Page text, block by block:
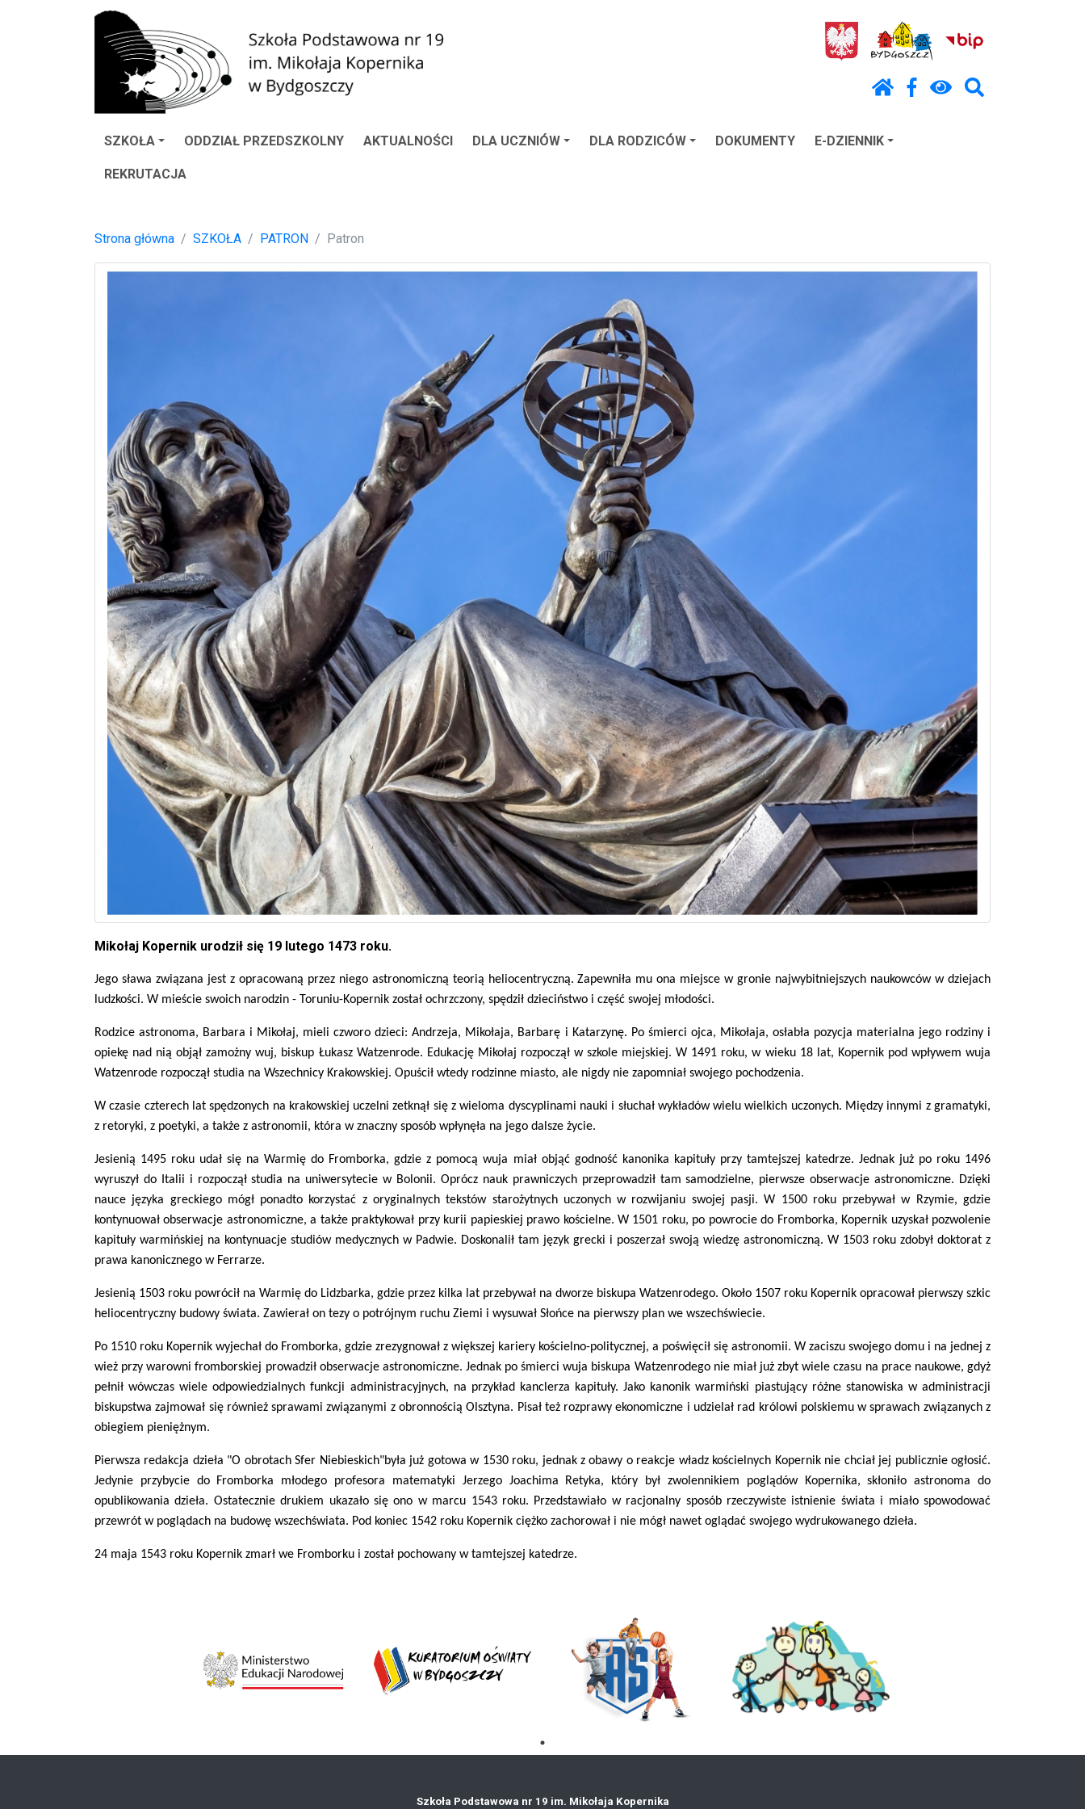
SZKOŁA ODDZIAŁ PRZEDSZKOLNY AKTUALNOŚCI DLA UCZNIÓW DLA RODZICÓW DOKUMENTY E-DZIENNIK
REKRUTACJA
Strona główna SZKOŁA PATRON Patron
Mikołaj Kopernik urodził się 19 lutego 1473 roku.
Jego sława związana jest z opracowaną przez niego astronomiczną teorią heliocentryczną. Zapewniła mu ona miejsce w gronie najwybitniejszych naukowców w dziejach
ludzkości. W mieście swoich narodzin - Toruniu-Kopernik został ochrzczony, spędził dzieciństwo i część swojej młodości.
Rodzice astronoma, Barbara i Mikołaj, mieli czworo dzieci: Andrzeja, Mikołaja, Barbarę i Katarzynę. Po śmierci ojca, Mikołaja, osłabła pozycja materialna jego rodziny i
opiekę nad nią objął zamożny wuj, biskup Łukasz Watzenrode. Edukację Mikołaj rozpoczął w szkole miejskiej. W 1491 roku, w wieku 18 lat, Kopernik pod wpływem wuja
Watzenrode rozpoczął studia na Wszechnicy Krakowskiej. Opuścił wtedy rodzinne miasto, ale nigdy nie zapomniał swojego pochodzenia.
W czasie czterech lat spędzonych na krakowskiej uczelni zetknął się z wieloma dyscyplinami nauki i słuchał wykładów wielu wielkich uczonych. Między innymi z gramatyki,
z retoryki, z poetyki, a także z astronomii, która w znaczny sposób wpłynęła na jego dalsze życie.
Jesienią 1495 roku udał się na Warmię do Fromborka, gdzie z pomocą wuja miał objąć godność kanonika kapituły przy tamtejszej katedrze. Jednak już po roku 1496
wyruszył do Italii i rozpoczął studia na uniwersytecie w Bolonii. Oprócz nauk prawniczych przeprowadził tam samodzielne, pierwsze obserwacje astronomiczne. Dzięki
nauce języka greckiego mógł ponadto korzystać z oryginalnych tekstów starożytnych uczonych w rozwijaniu swojej pasji. W 1500 roku przebywał w Rzymie, gdzie
kontynuował obserwacje astronomiczne, a także praktykował przy kurii papieskiej prawo kościelne. W 1501 roku, po powrocie do Fromborka, Kopernik uzyskał pozwolenie
kapituły warmińskiej na kontynuacje studiów medycznych w Padwie. Doskonalił tam język grecki i poszerzał swoją wiedzę astronomiczną. W 1503 roku zdobył doktorat z
prawa kanonicznego w Ferrarze.
Jesienią 1503 roku powrócił na Warmię do Lidzbarka, gdzie przez kilka lat przebywał na dworze biskupa Watzenrodego. Około 1507 roku Kopernik opracował pierwszy szkic
heliocentryczny budowy świata. Zawierał on tezy o potrójnym ruchu Ziemi i wysuwał Słońce na pierwszy plan we wszechświecie.
Po 1510 roku Kopernik wyjechał do Fromborka, gdzie zrezygnował z większej kariery kościelno-politycznej, a poświęcił się astronomii. W zaciszu swojego domu i na jednej z
wież przy warowni fromborskiej prowadził obserwacje astronomiczne. Jednak po śmierci wuja biskupa Watzenrodego nie miał już zbyt wiele czasu na prace naukowe, gdyż
pełnił wówczas wiele odpowiedzialnych funkcji administracyjnych, na przykład kanclerza kapituły. Jako kanonik warmiński piastujący różne stanowiska w administracji
biskupstwa zajmował się również sprawami związanymi z obronnością Olsztyna. Pisał też rozprawy ekonomiczne i udzielał rad królowi polskiemu w sprawach związanych z
obiegiem pieniężnym.
Pierwsza redakcja dzieła "O obrotach Sfer Niebieskich"była już gotowa w 1530 roku, jednak z obawy o reakcje władz kościelnych Kopernik nie chciał jej publicznie ogłosić.
Jedynie przybycie do Fromborka młodego profesora matematyki Jerzego Joachima Retyka, który był zwolennikiem poglądów Kopernika, skłoniło astronoma do
opublikowania dzieła. Ostatecznie drukiem ukazało się ono w marcu 1543 roku. Przedstawiało w racjonalny sposób rzeczywiste istnienie świata i miało spowodować
przewrót w poglądach na budowę wszechświata. Pod koniec 1542 roku Kopernik ciężko zachorował i nie mógł nawet oglądać swojego wydrukowanego dzieła.
24 maja 1543 roku Kopernik zmarł we Fromborku i został pochowany w tamtejszej katedrze.
Szkoła Podstawowa nr 19 im. Mikołaja Kopernika